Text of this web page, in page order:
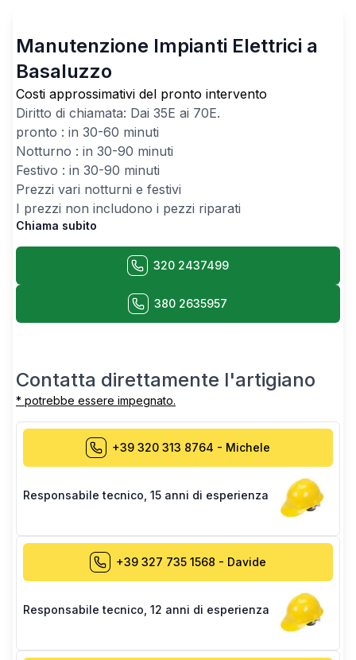
Manutenzione Impianti Elettrici a
Basaluzzo
Costi approssimativi del pronto intervento
Diritto di chiamata: Dai 35E ai 70E.
pronto : in 30-60 minuti
Notturno : in 30-90 minuti
Festivo : in 30-90 minuti
Prezzi vari notturni e festivi
I prezzi non includono i pezzi riparati
Chiama subito
320 2437499
380 2635957
Contatta direttamente l'artigiano
* potrebbe essere impegnato.
+39 320 313 8764 - Michele
Responsabile tecnico 15 anni di esperienza
+39 327 735 1568 - Davide
Responsabile tecnico 12 anni di esperienza